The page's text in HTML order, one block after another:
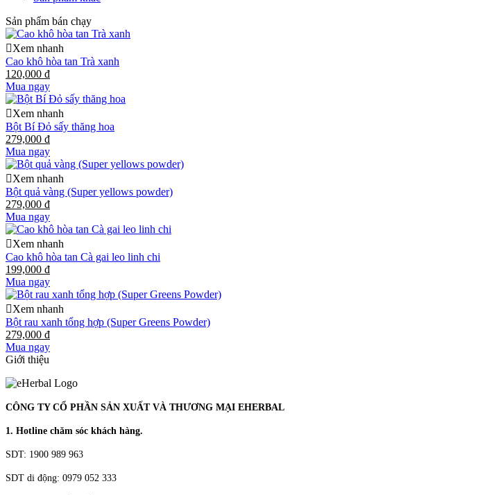
Sản phẩm bán chạy
Xem nhanh
Cao khô hòa tan Trà xanh
120,000 đ
Mua ngay
Xem nhanh
Bột Bí Đỏ sấy thăng hoa
279,000 đ
Mua ngay
Xem nhanh
Bột quả vàng (Super yellows powder)
279,000 đ
Mua ngay
Xem nhanh
Cao khô hòa tan Cà gai leo linh chi
199,000 đ
Mua ngay
Xem nhanh
Bột rau xanh tổng hợp (Super Greens Powder)
279,000 đ
Mua ngay
Giới thiệu
CÔNG TY CỔ PHẦN SẢN XUẤT VÀ THƯƠNG MẠI EHERBAL
1. Hotline chăm sóc khách hàng.
SDT: 1900 989 963
SDT di động: 0979 052 333